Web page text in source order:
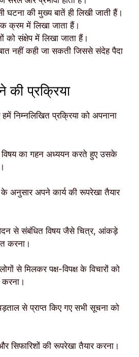
की मुख्य बातें ही लिखी जाती हैं।
क्रम में लिखा जाता हैं।
को संक्षेप में लिखा जाता हैं।
नहीं कही जा सकती जिससे संदेह पैदा
की प्रक्रिया
निम्नलिखित प्रक्रिया को अपनाना
विषय का गहन अध्ययन करते हुए उसके
के अनुसार अपने कार्य की रूपरेखा तैयार
से संबंधित विषय जैसे चित्र, आंकड़े
करना।
से मिलकर पक्ष-विपक्ष के विचारों को
से प्राप्त किए गए सभी सूचना को
सिफारिशों की रूपरेखा तैयार करना।